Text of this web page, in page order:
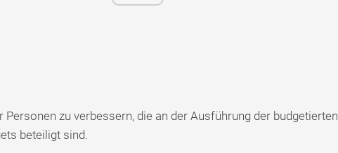
Personen zu verbessern, die an der Ausführung der budgetierten
beteiligt sind.